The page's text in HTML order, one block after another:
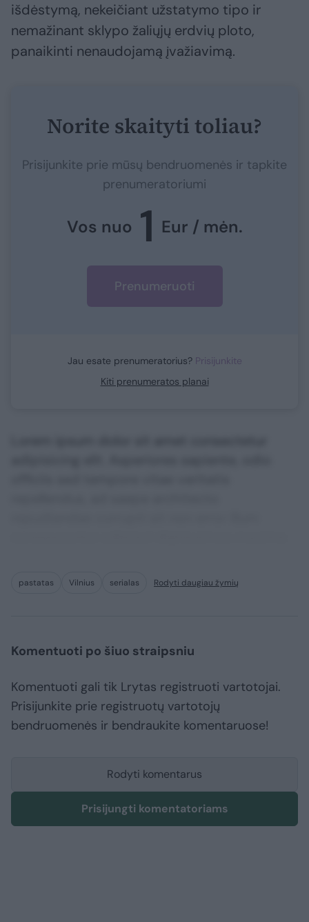
išdėstymą, nekeičiant užstatymo tipo ir
nemažinant sklypo žaliųjų erdvių ploto,
panaikinti nenaudojamą įvažiavimą.
Norite skaityti toliau?
Prisijunkite prie mūsų bendruomenės ir tapkite
prenumeratoriumi
Vos nuo 1 Eur / mėn.
Prenumeruoti
Jau esate prenumeratorius? Prisijunkite
Kiti prenumeratos planai
pastatas Vilnius serialas Rodyti daugiau žymių
Komentuoti po šiuo straipsniu
Komentuoti gali tik Lrytas registruoti vartotojai.
Prisijunkite prie registruotų vartotojų
bendruomenės ir bendraukite komentaruose!
Rodyti komentarus
Prisijungti komentatoriams